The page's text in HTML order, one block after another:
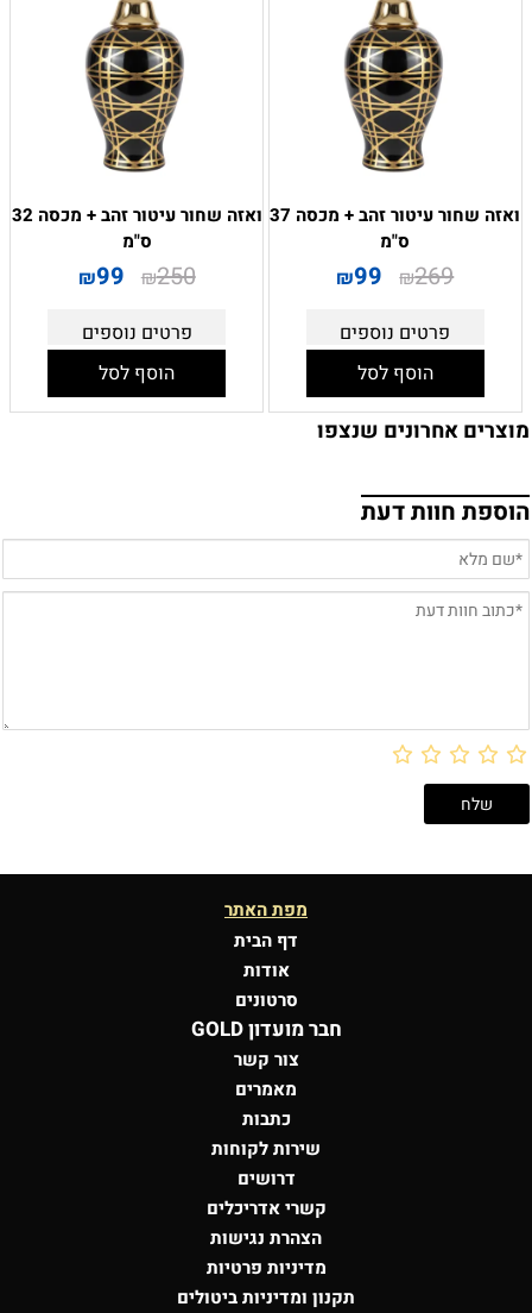
ואזה שחור עיטור זהב + מכסה 37
ס"מ
₪269
₪99
פרטים נוספים
הוסף לסל
ואזה שחור עיטור זהב + מכסה 32
ס"מ
₪250
₪99
פרטים נוספים
הוסף לסל
מוצרים אחרונים שנצפו
הוספת חוות דעת
מפת האתר
דף הבית
אודות
סרטונים
חבר מועדון GOLD
צור קשר
מאמרים
כתבות
שירות לקוחות
דרושים
קשרי אדריכלים
הצהרת נגישות
מדיניות פרטיות
תקנון ומדיניות ביטולים